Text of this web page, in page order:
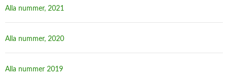
Alla nummer, 2021
Alla nummer, 2020
Alla nummer 2019